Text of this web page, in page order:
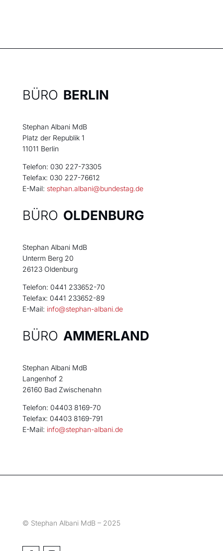
BÜRO BERLIN
Stephan Albani MdB
Platz der Republik 1
11011 Berlin
Telefon: 030 227-73305
Telefax: 030 227-76612
E-Mail: stephan.albani@bundestag.de
BÜRO OLDENBURG
Stephan Albani MdB
Unterm Berg 20
26123 Oldenburg
Telefon: 0441 233652-70
Telefax: 0441 233652-89
E-Mail: info@stephan-albani.de
BÜRO AMMERLAND
Stephan Albani MdB
Langenhof 2
26160 Bad Zwischenahn
Telefon: 04403 8169-70
Telefax: 04403 8169-791
E-Mail: info@stephan-albani.de
© Stephan Albani MdB – 2025